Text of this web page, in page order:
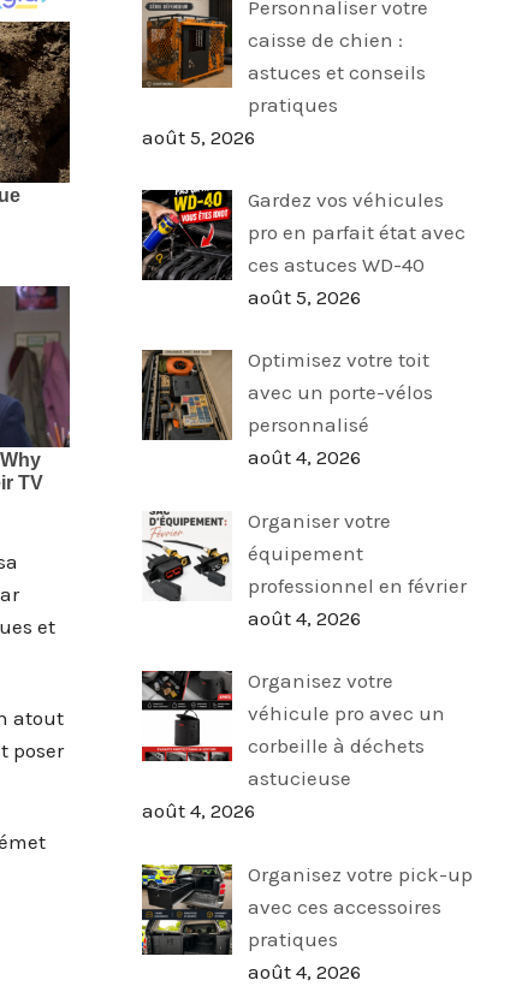
et
atout
poser
Personnaliser votre
caisse de chien :
astuces et conseils
pratiques
août 5, 2026
Gardez vos véhicules
pro en parfait état avec
ces astuces WD-40
août 5, 2026
Optimisez votre toit
avec un porte-vélos
personnalisé
août 4, 2026
Organiser votre
équipement
professionnel en février
août 4, 2026
Organisez votre
véhicule pro avec un
corbeille à déchets
astucieuse
août 4, 2026
Organisez votre pick-up
avec ces accessoires
pratiques
août 4, 2026